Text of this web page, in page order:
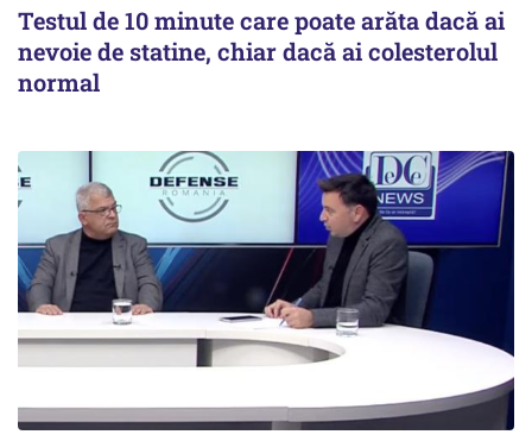
Testul de 10 minute care poate arăta dacă ai
nevoie de statine, chiar dacă ai colesterolul
normal